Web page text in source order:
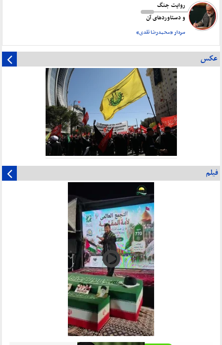
روایت جنگ
و دستاورد‌های آن
سردار «محمدرضا نقدی»
عکس
فیلم